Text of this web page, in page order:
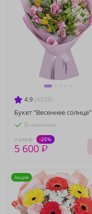
4.9 (4328)
Букет "Весеннее солнце"
В наличии
7 470 ₽ -25%
5 600 ₽
Акция